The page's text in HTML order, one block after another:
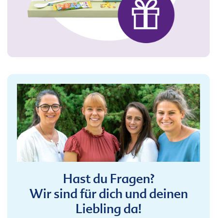
Hast du Fragen?
Wir sind für dich und deinen
Liebling da!